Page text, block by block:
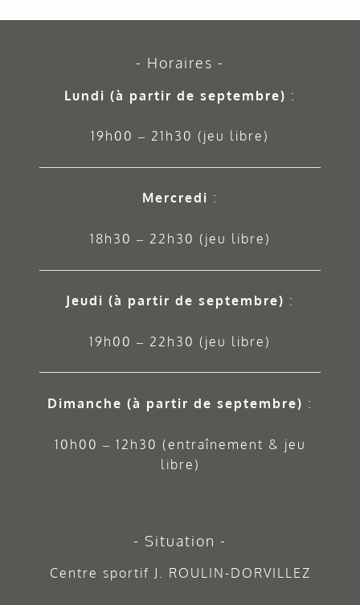
Horaires
Lundi (à partir de septembre) :
19h00 – 21h30 (jeu libre)
Mercredi :
18h30 – 22h30 (jeu libre)
Jeudi (à partir de septembre) :
19h00 – 22h30 (jeu libre)
Dimanche (à partir de septembre) :
10h00 – 12h30 (entraînement & jeu
libre)
Situation
Centre sportif J. ROULIN-DORVILLEZ